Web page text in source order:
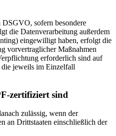
sofern besondere
die Datenverarbeitung außerdem
eingewilligt haben, erfolgt die
vorvertraglicher Maßnahmen
erforderlich sind auf
jeweils im Einzelfall
zertifiziert sind
zulässig, wenn der
an Drittstaaten einschließlich der